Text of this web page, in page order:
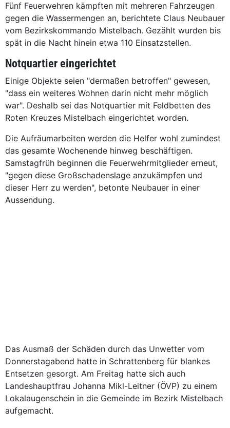
Fünf Feuerwehren kämpften mit mehreren Fahrzeugen
gegen die Wassermengen an, berichtete Claus Neubauer
vom Bezirkskommando Mistelbach. Gezählt wurden bis
spät in die Nacht hinein etwa 110 Einsatzstellen.
Notquartier eingerichtet
Einige Objekte seien "dermaßen betroffen" gewesen,
"dass ein weiteres Wohnen darin nicht mehr möglich
war". Deshalb sei das Notquartier mit Feldbetten des
Roten Kreuzes Mistelbach eingerichtet worden.
Die Aufräumarbeiten werden die Helfer wohl zumindest
das gesamte Wochenende hinweg beschäftigen.
Samstagfrüh beginnen die Feuerwehrmitglieder erneut,
"gegen diese Großschadenslage anzukämpfen und
dieser Herr zu werden", betonte Neubauer in einer
Aussendung.
Das Ausmaß der Schäden durch das Unwetter vom
Donnerstagabend hatte in Schrattenberg für blankes
Entsetzen gesorgt. Am Freitag hatte sich auch
Landeshauptfrau Johanna Mikl-Leitner (ÖVP) zu einem
Lokalaugenschein in die Gemeinde im Bezirk Mistelbach
aufgemacht.